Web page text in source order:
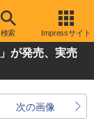
検索 Impressサイト
が発売、実売
次の画像